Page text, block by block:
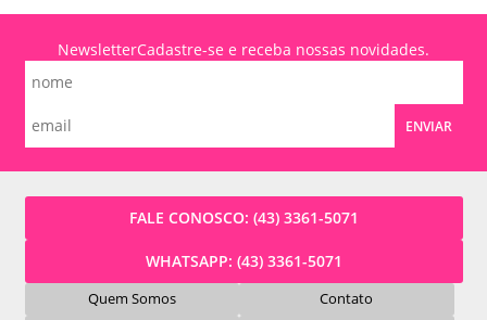
NewsletterCadastre-se e receba nossas novidades.
ENVIAR
FALE CONOSCO: (43) 3361-5071
WHATSAPP: (43) 3361-5071
Quem Somos Contato